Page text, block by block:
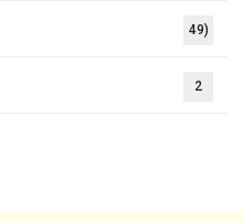
49)
2